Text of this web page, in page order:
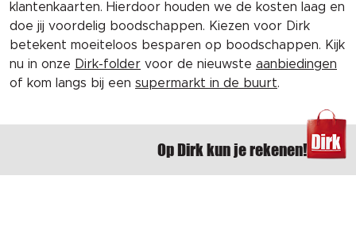
klantenkaarten. Hierdoor houden we de kosten laag en
doe jij voordelig boodschappen. Kiezen voor Dirk
betekent moeiteloos besparen op boodschappen. Kijk
nu in onze Dirk-folder voor de nieuwste aanbiedingen
of kom langs bij een supermarkt in de buurt.
Op Dirk kun je rekenen!